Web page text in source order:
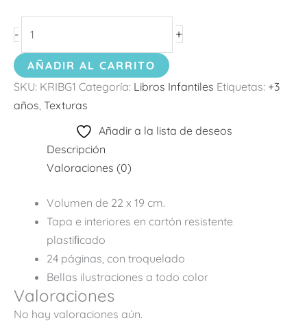
- +
AÑADIR AL CARRITO
SKU: KRIBG1 Categoría: Libros Infantiles Etiquetas: +3
años Texturas
Añadir a la lista de deseos
Descripción
Valoraciones (0)
Volumen de 22 x 19 cm.
Tapa e interiores en cartón resistente
plastiﬁcado
24 páginas, con troquelado
Bellas ilustraciones a todo color
Valoraciones
No hay valoraciones aún.